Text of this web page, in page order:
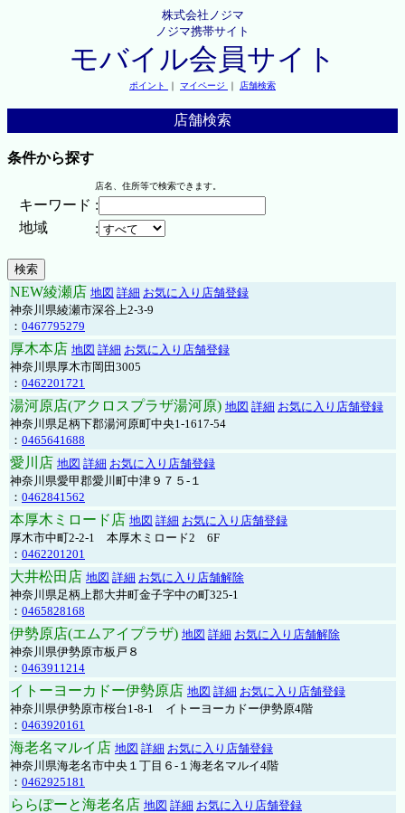
株式会社ノジマ
ノジマ携帯サイト
モバイル会員サイト
ポイント ｜ マイページ ｜ 店舗検索
店舗検索
条件から探す
店名、住所等で検索できます。
キーワード :
地域
:
NEW綾瀬店 地図 詳細 お気に入り店舗登録
神奈川県綾瀬市深谷上2-3-9
： 0467795279
厚木本店 地図 詳細 お気に入り店舗登録
神奈川県厚木市岡田3005
： 0462201721
湯河原店(アクロスプラザ湯河原) 地図 詳細 お気に入り店舗登録
神奈川県足柄下郡湯河原町中央1-1617-54
： 0465641688
愛川店 地図 詳細 お気に入り店舗登録
神奈川県愛甲郡愛川町中津９７５-１
： 0462841562
本厚木ミロード店 地図 詳細 お気に入り店舗登録
厚木市中町2-2-1 本厚木ミロード2 6F
： 0462201201
大井松田店 地図 詳細 お気に入り店舗解除
神奈川県足柄上郡大井町金子字中の町325-1
： 0465828168
伊勢原店(エムアイプラザ) 地図 詳細 お気に入り店舗解除
神奈川県伊勢原市板戸８
： 0463911214
イトーヨーカドー伊勢原店 地図 詳細 お気に入り店舗登録
神奈川県伊勢原市桜台1-8-1 イトーヨーカドー伊勢原4階
： 0463920161
海老名マルイ店 地図 詳細 お気に入り店舗登録
神奈川県海老名市中央１丁目６-１海老名マルイ4階
： 0462925181
ららぽーと海老名店 地図 詳細 お気に入り店舗登録